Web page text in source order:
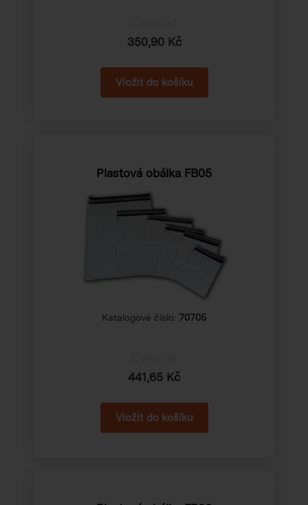
350,90 Kč
Plastová obálka FB05
Katalogové číslo: 70705
441,65 Kč